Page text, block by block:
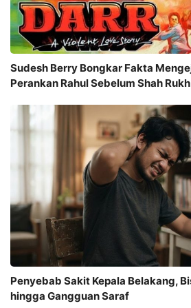
Sudesh Berry Bongkar Fakta
Perankan Rahul Sebelum Shah
Penyebab Sakit Kepala Belakang,
hingga Gangguan Saraf